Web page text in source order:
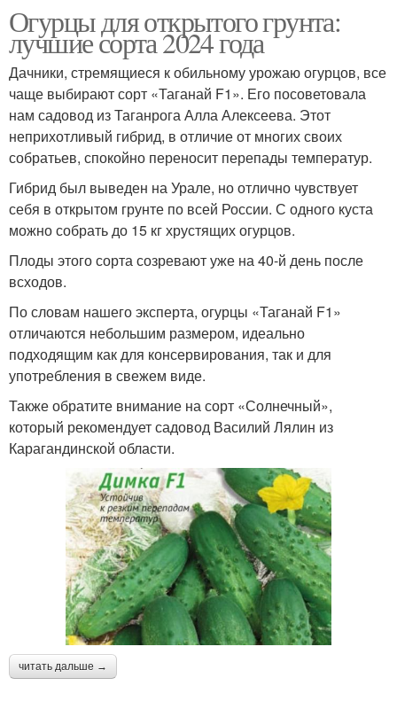
Огурцы для открытого грунта:
лучшие сорта 2024 года
Дачники, стремящиеся к обильному урожаю огурцов, все
чаще выбирают сорт «Таганай F1». Его посоветовала
нам садовод из Таганрога Алла Алексеева. Этот
неприхотливый гибрид, в отличие от многих своих
собратьев, спокойно переносит перепады температур.
Гибрид был выведен на Урале, но отлично чувствует
себя в открытом грунте по всей России. С одного куста
можно собрать до 15 кг хрустящих огурцов.
Плоды этого сорта созревают уже на 40-й день после
всходов.
По словам нашего эксперта, огурцы «Таганай F1»
отличаются небольшим размером, идеально
подходящим как для консервирования, так и для
употребления в свежем виде.
Также обратите внимание на сорт «Солнечный»,
который рекомендует садовод Василий Лялин из
Карагандинской области.
читать дальше →